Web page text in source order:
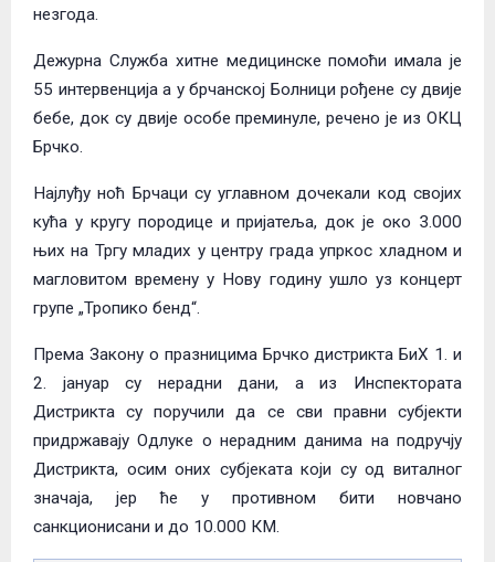
незгода.
Дежурна Служба хитне медицинске помоћи имала је
55 интервенција а у брчанској Болници рођене су двије
бебе, док су двије особе преминуле, речено је из ОКЦ
Брчко.
Најлуђу ноћ Брчаци су углавном дочекали код својих
кућа у кругу породице и пријатеља, док је око 3.000
њих на Тргу младих у центру града упркос хладном и
магловитом времену у Нову годину ушло уз концерт
групе „Тропико бенд“.
Према Закону о празницима Брчко дистрикта БиХ 1. и
2. јануар су нерадни дани, а из Инспектората
Дистрикта су поручили да се сви правни субјекти
придржавају Одлуке о нерадним данима на подручју
Дистрикта, осим оних субјеката који су од виталног
значаја, јер ће у противном бити новчано
санкционисани и до 10.000 КМ.